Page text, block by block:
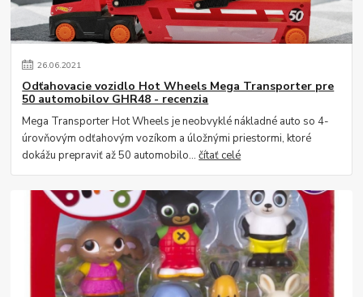
26.06.2021
Odťahovacie vozidlo Hot Wheels Mega Transporter pre
50 automobilov GHR48 - recenzia
Mega Transporter Hot Wheels je neobvyklé nákladné auto so 4-
úrovňovým odťahovým vozíkom a úložnými priestormi, ktoré
dokážu prepraviť až 50 automobilo...čítať celé